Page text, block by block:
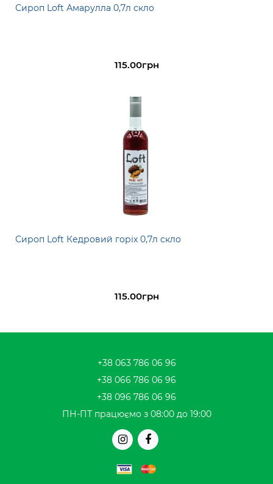
Сироп Loft Амарулла 0,7л скло
115.00грн
Сироп Loft Кедровий горіх 0,7л скло
115.00грн
+38 063 786 06 96
+38 066 786 06 96
+38 096 786 06 96
ПН-ПТ працюємо з 08:00 до 19:00